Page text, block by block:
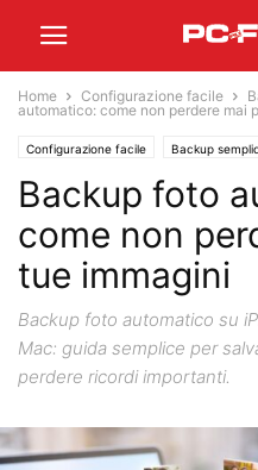
Home Configurazione facile
automatico: come non perdere mai
Configurazione facile Backup
Backup foto
come non
tue immagini
Backup foto automatico su
Mac: guida semplice per
perdere ricordi importanti.